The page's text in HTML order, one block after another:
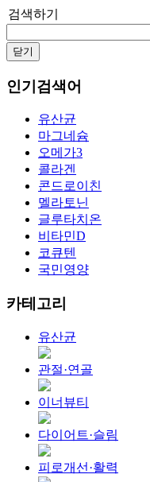
검색하기
닫기
인기검색어
유산균
마그네슘
오메가3
콜라겐
콘드로이친
멜라토닌
글루타치온
비타민D
코큐텐
국민영양
카테고리
유산균
관절·연골
이너뷰티
다이어트·슬림
피로개선·활력